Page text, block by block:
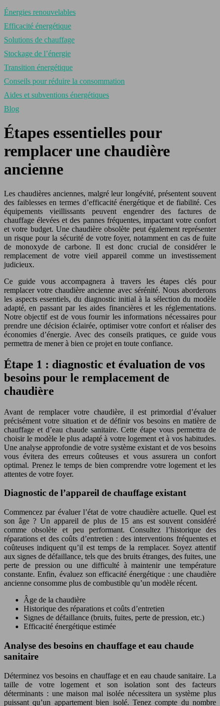
Énergies renouvelables
Efficacité énergétique
Solutions de chauffage
Stockage de l’énergie
Transition énergétique
Conseils pour réduire la consommation
Aides et subventions énergétiques
Blog
Étapes essentielles pour
remplacer une chaudière
ancienne
Les chaudières anciennes, malgré leur longévité, présentent souvent
des faiblesses en termes d’efficacité énergétique et de fiabilité. Ces
équipements vieillissants peuvent engendrer des factures de
chauffage élevées et des pannes fréquentes, impactant votre confort
et votre budget. Une chaudière obsolète peut également représenter
un risque pour la sécurité de votre foyer, notamment en cas de fuite
de monoxyde de carbone. Il est donc crucial de considérer le
remplacement de votre vieil appareil comme un investissement
judicieux.
Ce guide vous accompagnera à travers les étapes clés pour
remplacer votre chaudière ancienne avec sérénité. Nous aborderons
les aspects essentiels, du diagnostic initial à la sélection du modèle
adapté, en passant par les aides financières et les réglementations.
Notre objectif est de vous fournir les informations nécessaires pour
prendre une décision éclairée, optimiser votre confort et réaliser des
économies d’énergie. Avec des conseils pratiques, ce guide vous
permettra de mener à bien ce projet en toute confiance.
Étape 1 : diagnostic et évaluation de vos
besoins pour le remplacement de
chaudière
Avant de remplacer votre chaudière, il est primordial d’évaluer
précisément votre situation et de définir vos besoins en matière de
chauffage et d’eau chaude sanitaire. Cette étape vous permettra de
choisir le modèle le plus adapté à votre logement et à vos habitudes.
Une analyse approfondie de votre système existant et de vos besoins
vous évitera des erreurs coûteuses et vous assurera un confort
optimal. Prenez le temps de bien comprendre votre logement et les
attentes de votre foyer.
Diagnostic de l’appareil de chauffage existant
Commencez par évaluer l’état de votre chaudière actuelle. Quel est
son âge ? Un appareil de plus de 15 ans est souvent considéré
comme obsolète et peu performant. Consultez l’historique des
réparations et des coûts d’entretien : des interventions fréquentes et
coûteuses indiquent qu’il est temps de la remplacer. Soyez attentif
aux signes de défaillance, tels que des bruits étranges, des fuites, une
perte de pression ou une difficulté à maintenir une température
constante. Enfin, évaluez son efficacité énergétique : une chaudière
ancienne consomme plus de combustible qu’un modèle récent.
Âge de la chaudière
Historique des réparations et coûts d’entretien
Signes de défaillance (bruits, fuites, perte de pression, etc.)
Efficacité énergétique estimée
Analyse des besoins en chauffage et eau chaude
sanitaire
Déterminez vos besoins en chauffage et en eau chaude sanitaire. La
taille de votre logement et son isolation sont des facteurs
déterminants : une maison mal isolée nécessitera un système plus
puissant qu’un appartement bien isolé. Tenez compte du nombre